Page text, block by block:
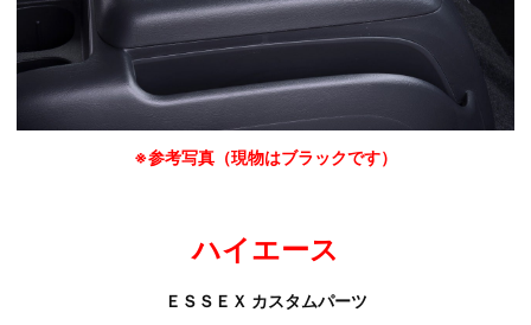
※参考写真（現物はブラックです）
ハイエース
ＥＳＳＥＸ カスタムパーツ